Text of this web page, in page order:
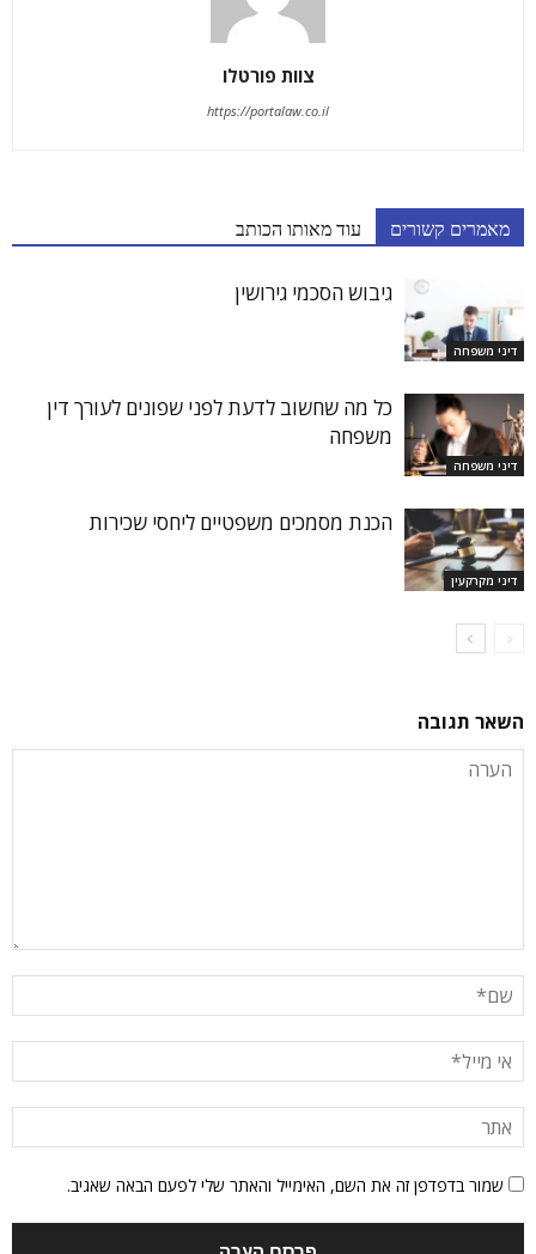
צוות פורטלו
https://portalaw.co.il
מאמרים קשורים עוד מאותו הכותב
דיני משפחה
גיבוש הסכמי גירושין
דיני משפחה
כל מה שחשוב לדעת לפני שפונים לעורך דין
משפחה
דיני מקרקעין
הכנת מסמכים משפטיים ליחסי שכירות
השאר תגובה
שמור בדפדפן זה את השם, האימייל והאתר שלי לפעם הבאה שאגיב.